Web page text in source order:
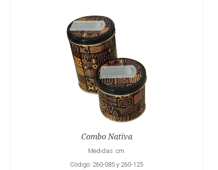
Combo Nativa
Medidas: cm.
Código: 260-085 y 260-125